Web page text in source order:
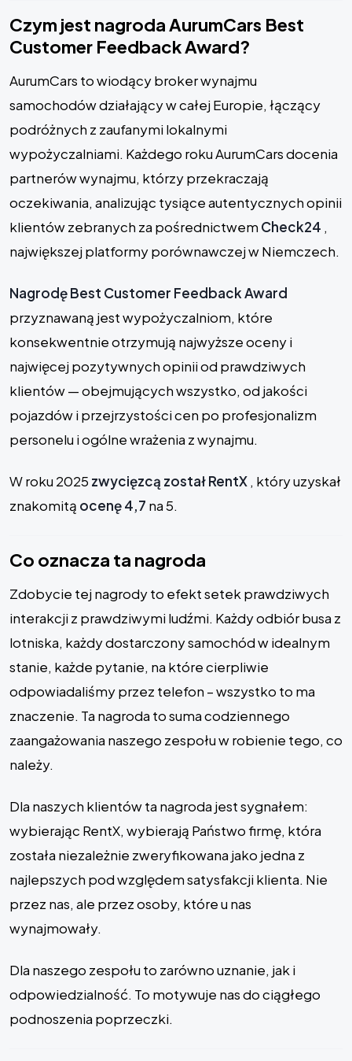
Czym jest nagroda AurumCars Best
Customer Feedback Award?
AurumCars to wiodący broker wynajmu
samochodów działający w całej Europie, łączący
podróżnych z zaufanymi lokalnymi
wypożyczalniami. Każdego roku AurumCars docenia
partnerów wynajmu, którzy przekraczają
oczekiwania, analizując tysiące autentycznych opinii
klientów zebranych za pośrednictwem Check24 ,
największej platformy porównawczej w Niemczech.
Nagrodę Best Customer Feedback Award
przyznawaną jest wypożyczalniom, które
konsekwentnie otrzymują najwyższe oceny i
najwięcej pozytywnych opinii od prawdziwych
klientów — obejmujących wszystko, od jakości
pojazdów i przejrzystości cen po profesjonalizm
personelu i ogólne wrażenia z wynajmu.
W roku 2025 zwycięzcą został RentX , który uzyskał
znakomitą ocenę 4,7 na 5.
Co oznacza ta nagroda
Zdobycie tej nagrody to efekt setek prawdziwych
interakcji z prawdziwymi ludźmi. Każdy odbiór busa z
lotniska, każdy dostarczony samochód w idealnym
stanie, każde pytanie, na które cierpliwie
odpowiadaliśmy przez telefon – wszystko to ma
znaczenie. Ta nagroda to suma codziennego
zaangażowania naszego zespołu w robienie tego, co
należy.
Dla naszych klientów ta nagroda jest sygnałem:
wybierając RentX, wybierają Państwo firmę, która
została niezależnie zweryfikowana jako jedna z
najlepszych pod względem satysfakcji klienta. Nie
przez nas, ale przez osoby, które u nas
wynajmowały.
Dla naszego zespołu to zarówno uznanie, jak i
odpowiedzialność. To motywuje nas do ciągłego
podnoszenia poprzeczki.